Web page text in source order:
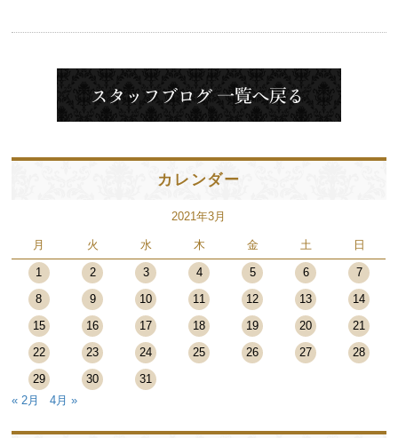
カレンダー
2021年3月
月 火 水 木 金 土 日
1 2 3 4 5 6
7
8
9 10 11 12 13
14
15
16 17 18 19 20
21
22
23 24 25 26 27
28
29
30
31
« 2月
4月 »